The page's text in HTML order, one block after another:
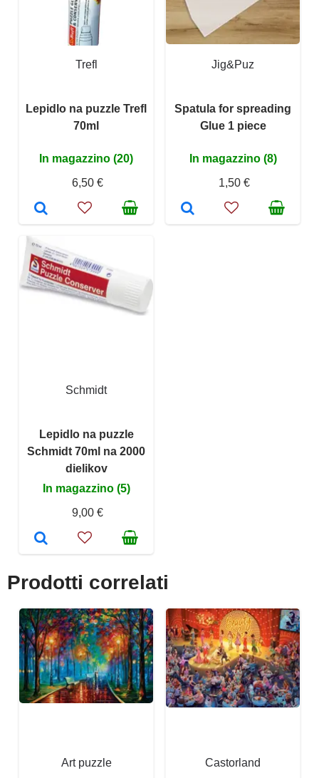
Trefl
Lepidlo na puzzle Trefl
70ml
In magazzino (20)
6,50 €
Jig&Puz
Spatula for spreading
Glue 1 piece
In magazzino (8)
1,50 €
Schmidt
Lepidlo na puzzle
Schmidt 70ml na 2000
dielikov
In magazzino (5)
9,00 €
Prodotti correlati
Art puzzle
Castorland